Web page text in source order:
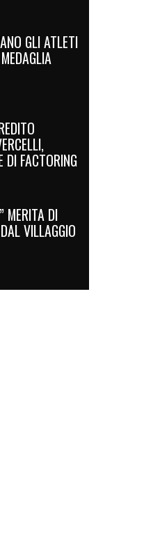
GLI ATLETI
DI FACTORING
MERITA DI
VILLAGGIO